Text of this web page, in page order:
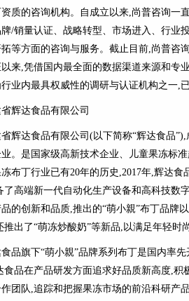
质的咨询机构。自成立以来,尚普咨询一
/销量认证、战略转型、市场进入、行业
等方面的咨询与服务。截止目前,尚普咨
来,凭借国内最全面的数据渠道来源和专
业内最具权威性的调研与认证机构之一,
辉达食品有限公司
辉达食品有限公司(以下简称“辉达食品
。是国家级高新技术企业、儿童果冻标
布丁行业已有20年的历史,2017年,辉达
了高端新一代自动化生产设备和高科技数
的创新和品质,推出的“萌小親”布丁品牌
推出了“萌冻炒酸奶”等新品,以满足年轻时
品旗下“萌小親”品牌系列布丁是国内率
食品在产品研发方面追求好品质新高度,
团队,追踪和把握果冻市场的前沿科研产品